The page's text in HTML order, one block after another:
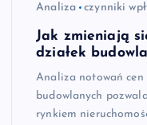
Analiza czynniki
Jak zmieniają
działek
Analiza notowań
budowlanych
rynkiem